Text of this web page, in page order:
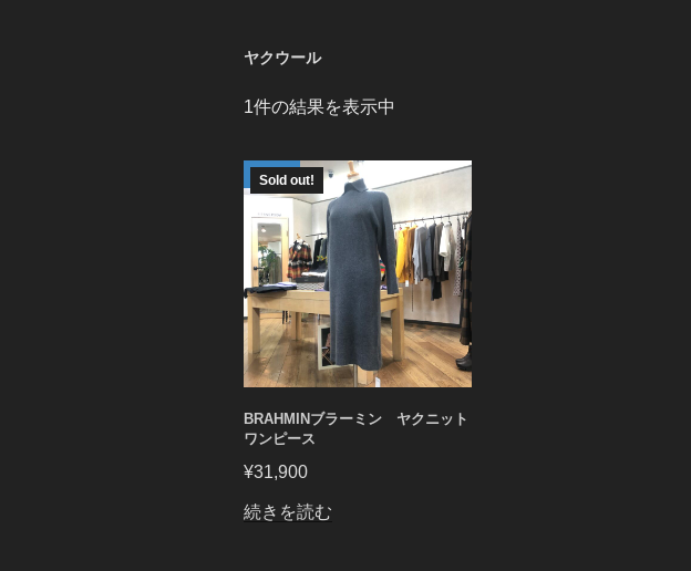
ヤクウール
1件の結果を表示中
Sold out!
BRAHMINブラーミン ヤクニット
ワンピース
¥31,900
続きを読む